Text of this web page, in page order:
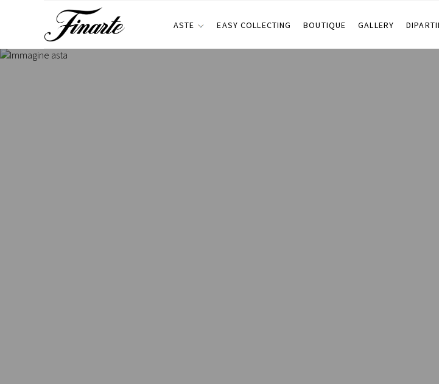
ASTE EASY COLLECTING BOUTIQUE GALLERY